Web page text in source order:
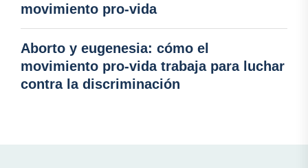
movimiento pro-vida
Aborto y eugenesia: cómo el
movimiento pro-vida trabaja para luchar
contra la discriminación